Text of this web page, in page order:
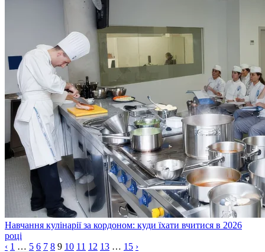
Навчання кулінарії за кордоном: куди їхати вчитися в 2026
році
‹ 1 … 5 6 7 8 9 10 11 12 13 … 15 ›